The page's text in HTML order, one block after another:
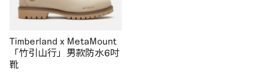
Timberland x MetaMount
「竹引山行」男款防水6吋
靴